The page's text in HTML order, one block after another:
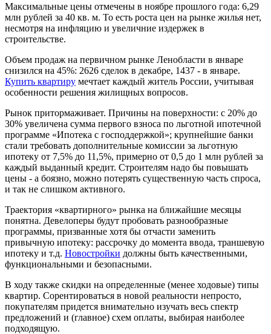
Максимальные цены отмечены в ноябре прошлого года: 6,29
млн рублей за 40 кв. м. То есть роста цен на рынке жилья нет,
несмотря на инфляцию и увеличние издержек в
строительстве.
Объем продаж на первичном рынке Ленобласти в январе
снизился на 45%: 2626 сделок в декабре, 1437 - в январе.
Купить квартиру мечтает каждый житель России, учитывая
особенности решения жилищных вопросов.
Рынок притормаживает. Причины на поверхности: с 20% до
30% увеличена сумма первого взноса по льготной ипотечной
программе «Ипотека с господдержкой»; крупнейшие банки
стали требовать дополнительные комиссии за льготную
ипотеку от 7,5% до 11,5%, примерно от 0,5 до 1 млн рублей за
каждый выданный кредит. Строителям надо бы повышать
цены - а боязно, можно потерять существенную часть спроса,
и так не слишком активного.
Траектория «квартирного» рынка на ближайшие месяцы
понятна. Девелоперы будут пробовать разнообразные
программы, призванные хотя бы отчасти заменить
привычную ипотеку: рассрочку до момента ввода, траншевую
ипотеку и т.д. Новостройки должны быть качественными,
функциональными и безопасными.
В ходу также скидки на определенные (менее ходовые) типы
квартир. Сорентироваться в новой реальности непросто,
покупателям придется внимательно изучать весь спектр
предложений и (главное) схем оплаты, выбирая наиболее
подходящую.